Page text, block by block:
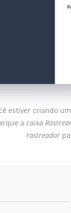
estiver criando
a caixa
rastreador